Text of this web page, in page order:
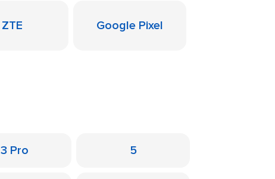
ZTE Google Pixel
3 Pro 5